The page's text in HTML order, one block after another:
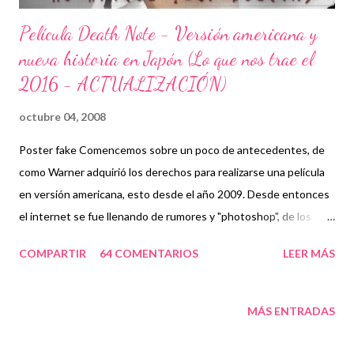
Película Death Note - Versión americana y
nueva historia en Japón (Lo que nos trae el
2016 - ACTUALIZACIÓN)
octubre 04, 2008
Poster fake Comencemos sobre un poco de antecedentes, de
como Warner adquirió los derechos para realizarse una película
en versión americana, esto desde el año 2009. Desde entonces
el internet se fue llenando de rumores y "photoshop", de los
de ellos fueron una verdadera pesadilla, un ejemplo: A Zac Efron
que actué en una adaptación de death note, dijo: "Me encanta
COMPARTIR 64 COMENTARIOS LEER MÁS
MÁS ENTRADAS